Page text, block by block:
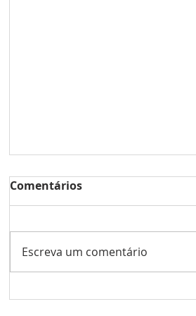
Ruas de Porto Alegre
Comentários
Escreva um comentário